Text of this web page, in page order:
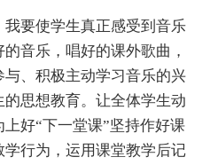
要使学生真正感受到音乐
音乐，唱好的课外歌曲，
、积极主动学习音乐的兴
思想教育。让全体学生动
好“下一堂课”坚持作好课
行为，运用课堂教学后记